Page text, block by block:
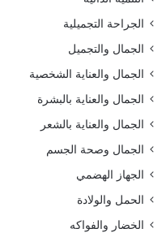
الجراحة التجميلية
الجمال والتجميل
الجمال والعناية الشخصية
الجمال والعناية بالبشرة
الجمال والعناية بالشعر
الجمال وصحة الجسم
الجهاز الهضمي
الحمل والولادة
الخضار والفواكه